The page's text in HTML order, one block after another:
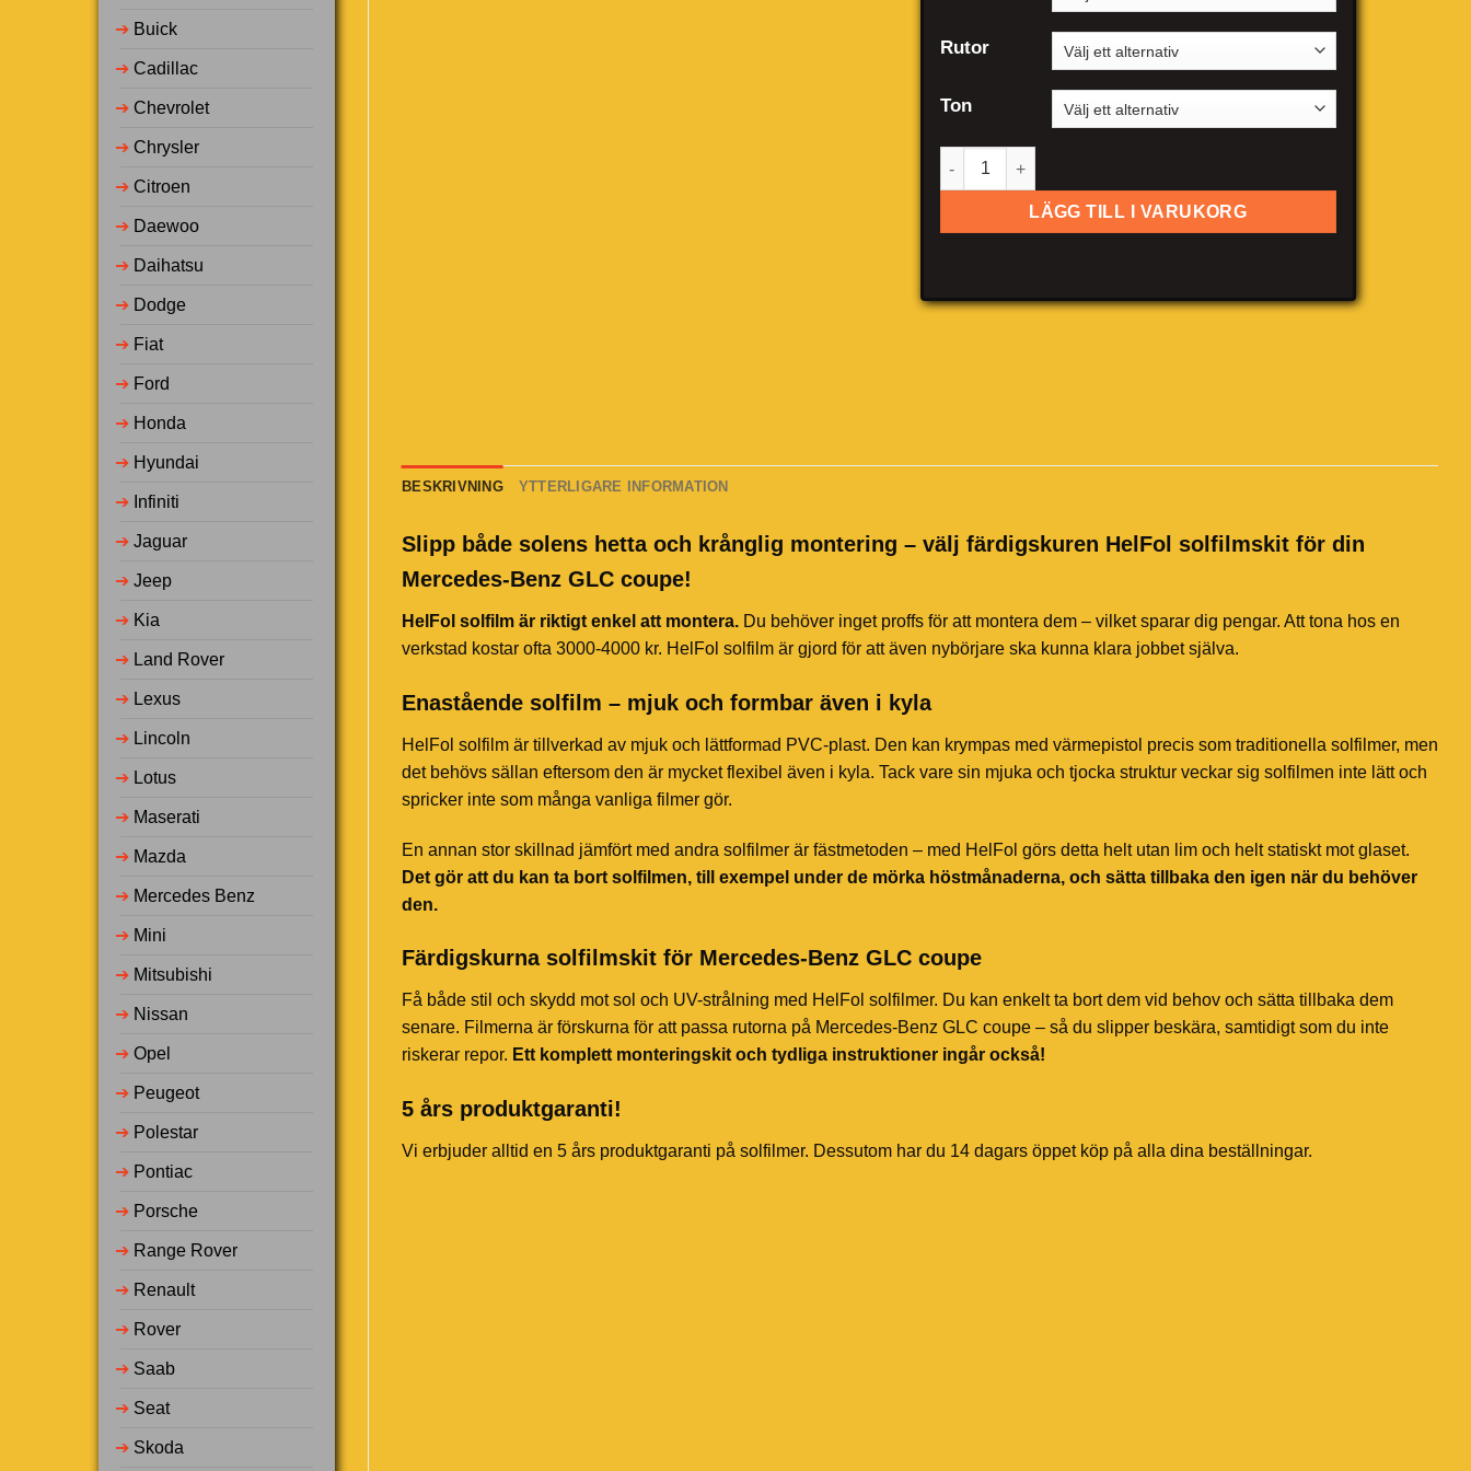
➔ Buick
➔ Cadillac
➔ Chevrolet
➔ Chrysler
➔ Citroen
➔ Daewoo
➔ Daihatsu
➔ Dodge
➔ Fiat
➔ Ford
➔ Honda
➔ Hyundai
➔ Infiniti
➔ Jaguar
➔ Jeep
➔ Kia
➔ Land Rover
➔ Lexus
➔ Lincoln
➔ Lotus
➔ Maserati
➔ Mazda
➔ Mercedes Benz
➔ Mini
➔ Mitsubishi
➔ Nissan
➔ Opel
➔ Peugeot
➔ Polestar
➔ Pontiac
➔ Porsche
➔ Range Rover
➔ Renault
➔ Rover
➔ Saab
➔ Seat
➔ Skoda
Rutor
Ton
Mercedes-Benz GLC coupe mängd
LÄGG TILL I VARUKORG
BESKRIVNING YTTERLIGARE INFORMATION
Slipp både solens hetta och krånglig montering – välj färdigskuren HelFol solfilmskit för din
Mercedes-Benz GLC coupe!
HelFol solfilm är riktigt enkel att montera. Du behöver inget proffs för att montera dem – vilket sparar dig pengar. Att tona hos en
verkstad kostar ofta 3000-4000 kr. HelFol solfilm är gjord för att även nybörjare ska kunna klara jobbet själva.
Enastående solfilm – mjuk och formbar även i kyla
HelFol solfilm är tillverkad av mjuk och lättformad PVC-plast. Den kan krympas med värmepistol precis som traditionella solfilmer, men
det behövs sällan eftersom den är mycket flexibel även i kyla. Tack vare sin mjuka och tjocka struktur veckar sig solfilmen inte lätt och
spricker inte som många vanliga filmer gör.
En annan stor skillnad jämfört med andra solfilmer är fästmetoden – med HelFol görs detta helt utan lim och helt statiskt mot glaset.
Det gör att du kan ta bort solfilmen, till exempel under de mörka höstmånaderna, och sätta tillbaka den igen när du behöver
den.
Färdigskurna solfilmskit för Mercedes-Benz GLC coupe
Få både stil och skydd mot sol och UV-strålning med HelFol solfilmer. Du kan enkelt ta bort dem vid behov och sätta tillbaka dem
senare. Filmerna är förskurna för att passa rutorna på Mercedes-Benz GLC coupe – så du slipper beskära, samtidigt som du inte
riskerar repor. Ett komplett monteringskit och tydliga instruktioner ingår också!
5 års produktgaranti!
Vi erbjuder alltid en 5 års produktgaranti på solfilmer. Dessutom har du 14 dagars öppet köp på alla dina beställningar.